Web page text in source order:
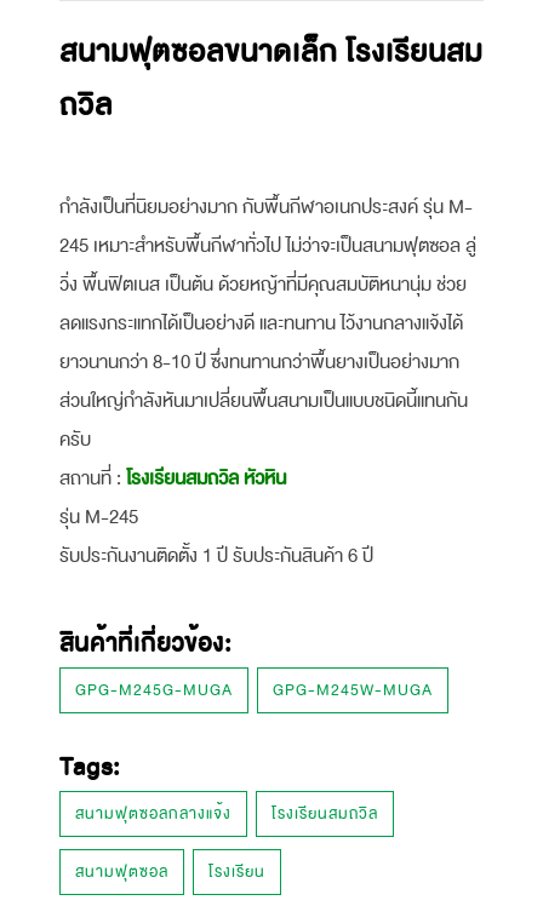
สนามฟุตซอลขนาดเล็ก โรงเรียนสม
ถวิล
กำลังเป็นที่นิยมอย่างมาก กับพื้นกีฬาอเนกประสงค์ รุ่น M-
245 เหมาะสำหรับพื้นกีฬาทั่วไป ไม่ว่าจะเป็นสนามฟุตซอล ลู่
วิ่ง พื้นฟิตเนส เป็นต้น ด้วยหญ้าที่มีคุณสมบัติหนานุ่ม ช่วย
ลดแรงกระแทกได้เป็นอย่างดี และทนทาน ไว้งานกลางแจ้งได้
ยาวนานกว่า 8-10 ปี ซึ่งทนทานกว่าพื้นยางเป็นอย่างมาก
ส่วนใหญ่กำลังหันมาเปลี่ยนพื้นสนามเป็นแบบชนิดนี้แทนกัน
ครับ
สถานที่ : โรงเรียนสมถวิล หัวหิน
รุ่น M-245
รับประกันงานติดตั้ง 1 ปี รับประกันสินค้า 6 ปี
สินค้าที่เกี่ยวข้อง:
GPG-M245G-MUGA GPG-M245W-MUGA
Tags:
สนามฟุตซอลกลางแจ้ง โรงเรียนสมถวิล
สนามฟุตซอล โรงเรียน